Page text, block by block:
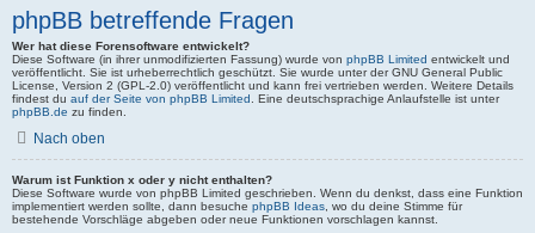
phpBB betreffende Fragen
Wer hat diese Forensoftware entwickelt?
Diese Software (in ihrer unmodifizierten Fassung) wurde von phpBB Limited entwickelt und
veröffentlicht. Sie ist urheberrechtlich geschützt. Sie wurde unter der GNU General Public
License, Version 2 (GPL-2.0) veröffentlicht und kann frei vertrieben werden. Weitere Details
findest du auf der Seite von phpBB Limited . Eine deutschsprachige Anlaufstelle ist unter
phpBB.de zu finden.
Nach oben
Warum ist Funktion x oder y nicht enthalten?
Diese Software wurde von phpBB Limited geschrieben. Wenn du denkst, dass eine Funktion
implementiert werden sollte, dann besuche phpBB Ideas , wo du deine Stimme für
bestehende Vorschläge abgeben oder neue Funktionen vorschlagen kannst.